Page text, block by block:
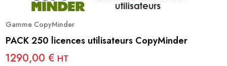
Gamme CopyMinder
PACK 250 licences utilisateurs CopyMinder
1290,00 € HT